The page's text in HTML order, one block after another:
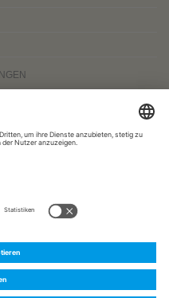
mit ca. 600 Beschäftigten
SIE UNS AUF: